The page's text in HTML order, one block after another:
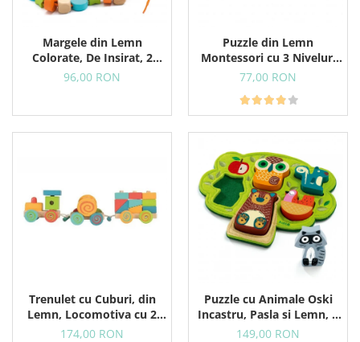
Margele din Lemn
Colorate, De Insirat, 2
Sireturi Colorate, 24
96,00 RON
Puzzle din Lemn
Montessori cu 3 Niveluri
Pentru Copii Mici, Animale
Luni
77,00 RON
Trenulet cu Cuburi, din
Lemn, Locomotiva cu 2
Vagoane, 9 Blocuri si
174,00 RON
Puzzle cu Animale Oski
Incastru, Pasla si Lemn, 5
Animale, 12+ Luni
149,00 RON